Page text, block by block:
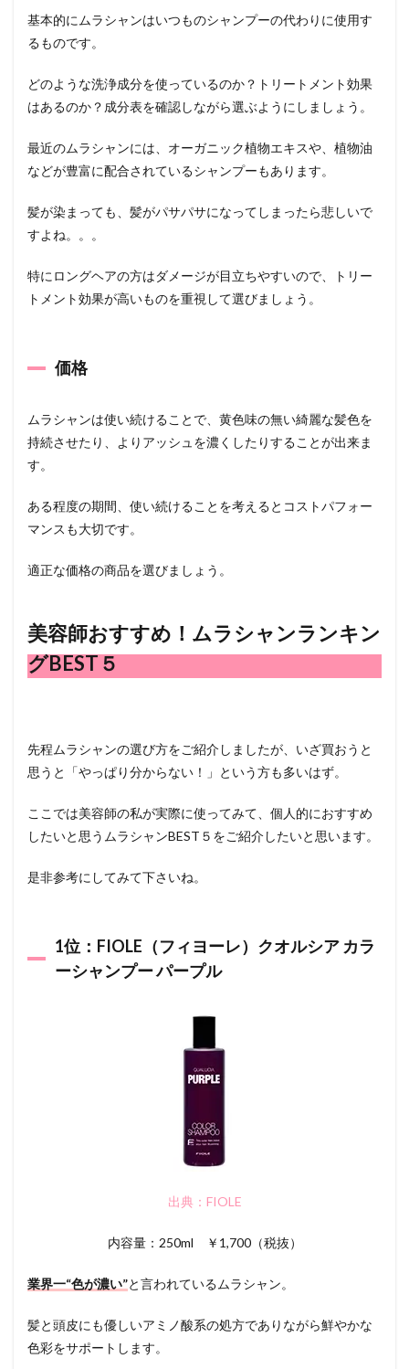
基本的にムラシャンはいつものシャンプーの代わりに使用す
るものです。
どのような洗浄成分を使っているのか？トリートメント効果
はあるのか？成分表を確認しながら選ぶようにしましょう。
最近のムラシャンには、オーガニック植物エキスや、植物油
などが豊富に配合されているシャンプーもあります。
髪が染まっても、髪がパサパサになってしまったら悲しいで
すよね。。。
特にロングヘアの方はダメージが目立ちやすいので、トリー
トメント効果が高いものを重視して選びましょう。
価格
ムラシャンは使い続けることで、黄色味の無い綺麗な髪色を
持続させたり、よりアッシュを濃くしたりすることが出来ま
す。
ある程度の期間、使い続けることを考えるとコストパフォー
マンスも大切です。
適正な価格の商品を選びましょう。
美容師おすすめ！ムラシャンランキン
グBEST５
先程ムラシャンの選び方をご紹介しましたが、いざ買おうと
思うと「やっぱり分からない！」という方も多いはず。
ここでは美容師の私が実際に使ってみて、個人的におすすめ
したいと思うムラシャンBEST５をご紹介したいと思います。
是非参考にしてみて下さいね。
1位：FIOLE（フィヨーレ）クオルシア カラ
ーシャンプー パープル
出典：FIOLE
内容量：250ml ￥1,700（税抜）
業界一“色が濃い”と言われているムラシャン。
髪と頭皮にも優しいアミノ酸系の処方でありながら鮮やかな
色彩をサポートします。